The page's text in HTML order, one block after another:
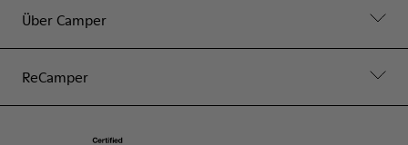
Über Camper
ReCamper